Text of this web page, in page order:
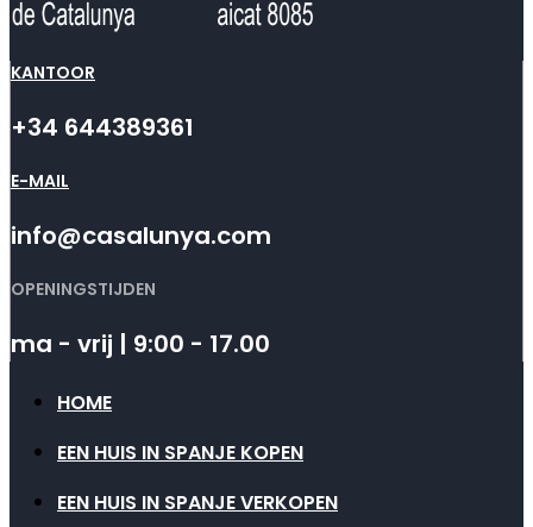
KANTOOR
+34 644389361
E-MAIL
info@casalunya.com
OPENINGSTIJDEN
ma - vrij | 9:00 - 17.00
HOME
EEN HUIS IN SPANJE KOPEN
EEN HUIS IN SPANJE VERKOPEN